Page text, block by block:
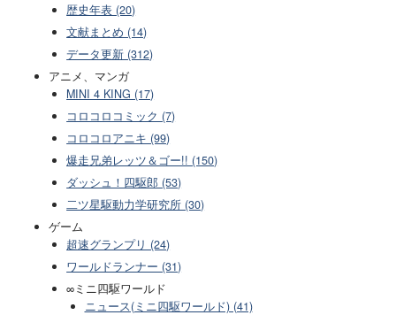
歴史年表 (20)
文献まとめ (14)
データ更新 (312)
アニメ、マンガ
MINI 4 KING (17)
コロコロコミック (7)
コロコロアニキ (99)
爆走兄弟レッツ＆ゴー!! (150)
ダッシュ！四駆郎 (53)
二ツ星駆動力学研究所 (30)
ゲーム
超速グランプリ (24)
ワールドランナー (31)
∞ミニ四駆ワールド
ニュース(ミニ四駆ワールド) (41)